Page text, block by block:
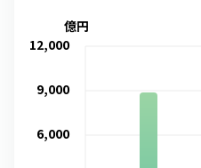
6,000
9,000
12,000
億円